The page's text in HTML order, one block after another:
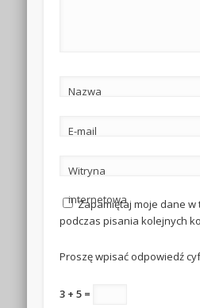
Nazwa
E-mail
Witryna
internetowa
Zapamiętaj moje dane w
podczas pisania kolejnych
Proszę wpisać odpowiedź
3 + 5 =